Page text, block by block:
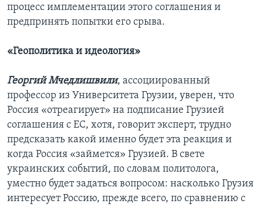
процесс имплементации этого соглашения и
предпринять попытки его срыва.
«Геополитика и идеология»
Георгий Мчедлишвили, ассоциированный
профессор из Университета Грузии, уверен, что
Россия «отреагирует» на подписание Грузией
соглашения с ЕС, хотя, говорит эксперт, трудно
предсказать какой именно будет эта реакция и
когда Россия «займется» Грузией. В свете
украинских событий, по словам политолога,
уместно будет задаться вопросом: насколько Грузия
интересует Россию, прежде всего, по сравнению с